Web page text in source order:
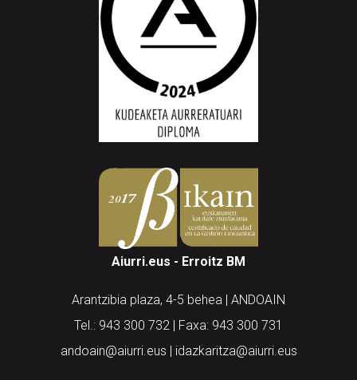
Aiurri.eus - Erroitz BM
Arantzibia plaza, 4-5 behea | ANDOAIN
Tel.: 943 300 732 | Faxa: 943 300 731
andoain@aiurri.eus | idazkaritza@aiurri.eus